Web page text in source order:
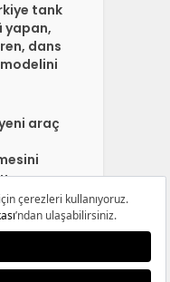
tank
yapan,
dans
araç